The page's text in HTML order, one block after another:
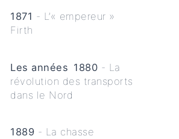
1871 - L’« empereur »
Firth
Les années 1880 - La
révolution des transports
dans le Nord
1889 - La chasse